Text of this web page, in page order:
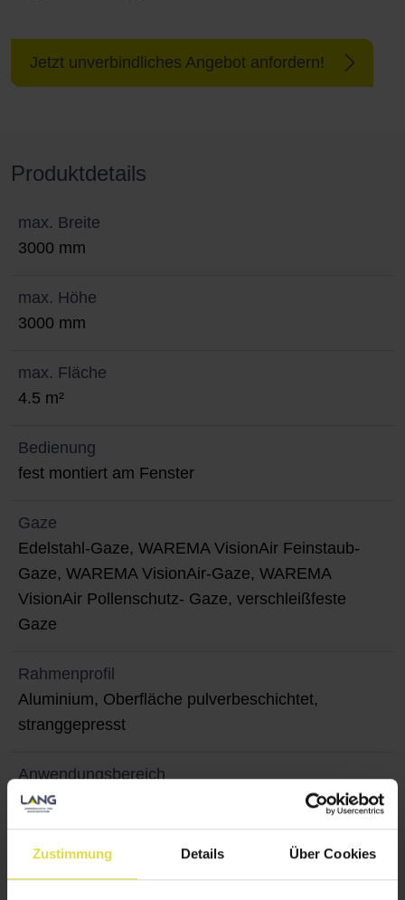
Zustimmung Details Über Cookies
Jetzt unverbindliches Angebot anfordern!
Produktdetails
max. Breite
3000 mm
max. Höhe
3000 mm
max. Fläche
4.5 m²
Bedienung
fest montiert am Fenster
Gaze
Edelstahl-Gaze, WAREMA VisionAir Feinstaub-
Gaze, WAREMA VisionAir-Gaze, WAREMA
VisionAir Pollenschutz- Gaze, verschleißfeste
Gaze
Rahmenprofil
Aluminium, Oberfläche pulverbeschichtet,
stranggepresst
Anwendungsbereich
für Fenster, die nur zum Lüften geöffnet werden,
Fenster in Sonderform
Montage